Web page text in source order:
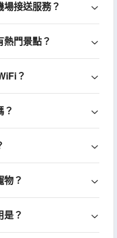
接送服務？
門景點？
？
？
？
？